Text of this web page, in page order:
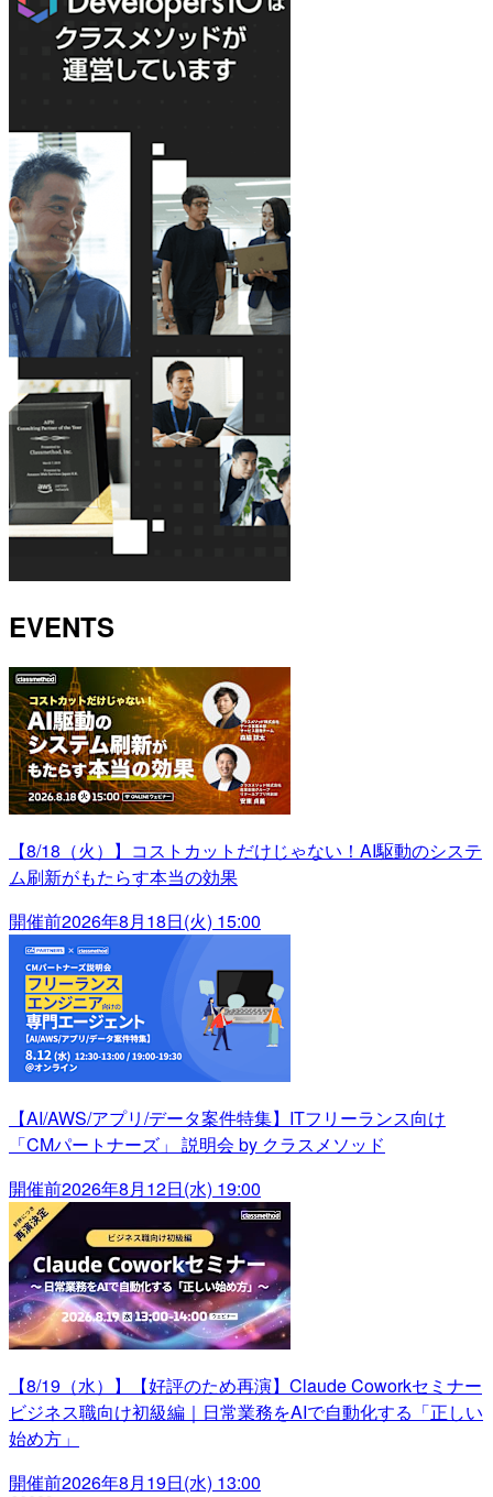
EVENTS
【8/18（火）】コストカットだけじゃない！AI駆動のシステ
ム刷新がもたらす本当の効果
開催前2026年8月18日(火) 15:00
【AI/AWS/アプリ/データ案件特集】ITフリーランス向け
「CMパートナーズ」 説明会 by クラスメソッド
開催前2026年8月12日(水) 19:00
【8/19（水）】【好評のため再演】Claude Coworkセミナー
ビジネス職向け初級編｜日常業務をAIで自動化する「正しい
始め方」
開催前2026年8月19日(水) 13:00